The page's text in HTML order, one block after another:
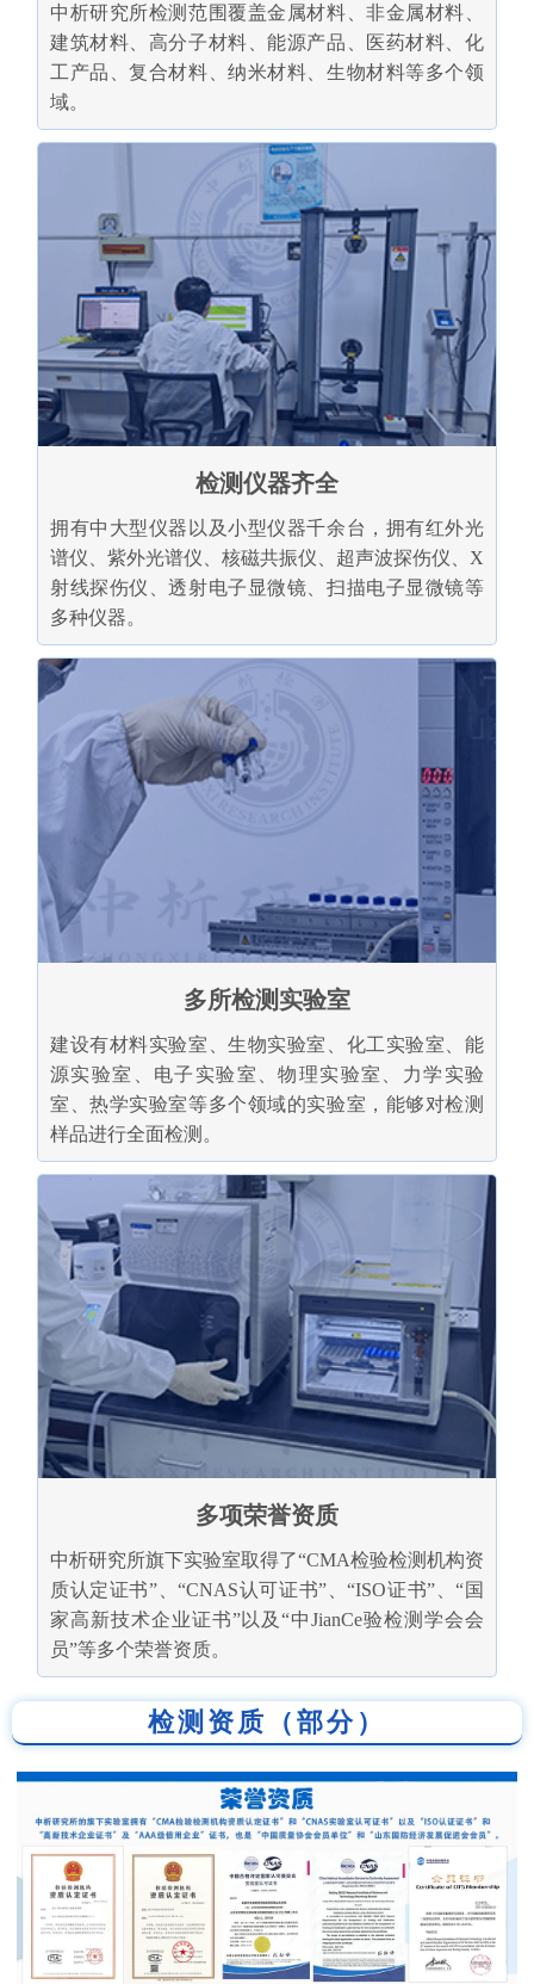
中析研究所检测范围覆盖金属材料、非金属材料、
建筑材料、高分子材料、能源产品、医药材料、化
工产品、复合材料、纳米材料、生物材料等多个领
域。
检测仪器齐全
拥有中大型仪器以及小型仪器千余台，拥有红外光
谱仪、紫外光谱仪、核磁共振仪、超声波探伤仪、X
射线探伤仪、透射电子显微镜、扫描电子显微镜等
多种仪器。
多所检测实验室
建设有材料实验室、生物实验室、化工实验室、能
源实验室、电子实验室、物理实验室、力学实验
室、热学实验室等多个领域的实验室，能够对检测
样品进行全面检测。
多项荣誉资质
中析研究所旗下实验室取得了“CMA检验检测机构资
质认定证书”、“CNAS认可证书”、“ISO证书”、“国
家高新技术企业证书”以及“中JianCe验检测学会会
员”等多个荣誉资质。
检测资质（部分）